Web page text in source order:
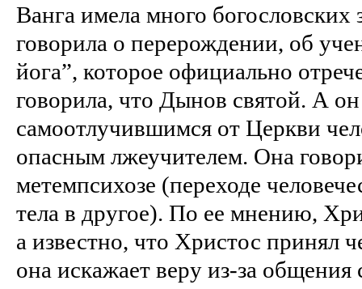
Ванга имела много
говорила о перерождении, об
йога”, которое официально
говорила, что Дынов святой. А
самоотлучившимся от Церкви
опасным лжеучителем. Она
метемпсихозе (переходе
тела в другое). По ее мнению,
а известно, что Христос принял
она искажает веру из-за общения